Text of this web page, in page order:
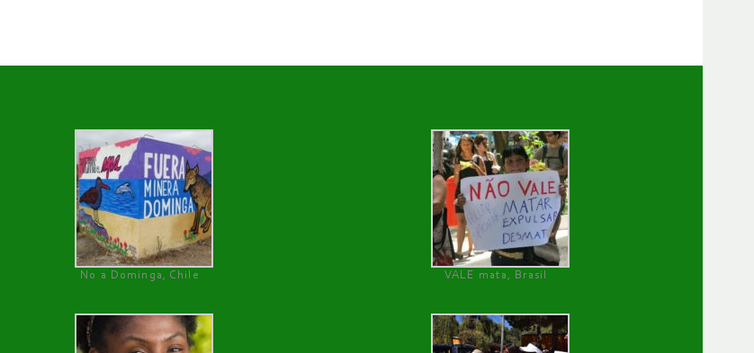
No a Dominga, Chile
VALE mata, Brasil